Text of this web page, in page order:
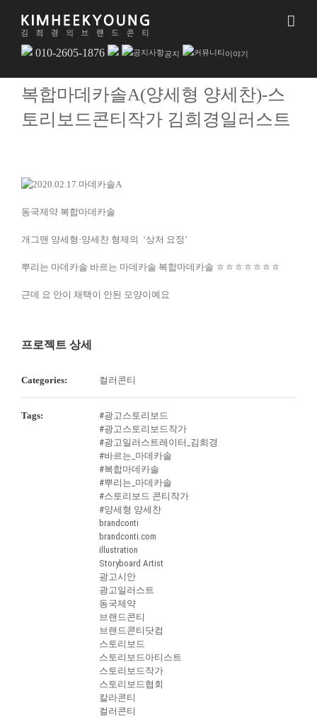
010-2605-1876 공지 이야기
복합마데카솔A(양세형 양세찬)-스
토리보드콘티작가 김희경일러스트
동국제약 복합마데카솔
개그맨 양세형·양세찬 형제의 ‘상처 요정’
뿌리는 마데카솔 바르는 마데카솔 복합마데카솔 ㅎㅎㅎㅎㅎㅎㅎ
근데 요 안이 채택이 안된 모양이예요
프로젝트 상세
Categories: 컬러콘티
Tags:
#광고스토리보드
#광고스토리보드작가
#광고일러스트레이터_김희경
#바르는_마데카솔
#복합마데카솔
#뿌리는_마데카솔
#스토리보드 콘티작가
#양세형 양세찬
brandconti
brandconti.com
illustration
Storyboard Artist
광고시안
광고일러스트
동국제약
브랜드콘티
브랜드콘티닷컴
스토리보드
스토리보드아티스트
스토리보드작가
스토리보드협회
칼라콘티
컬러콘티